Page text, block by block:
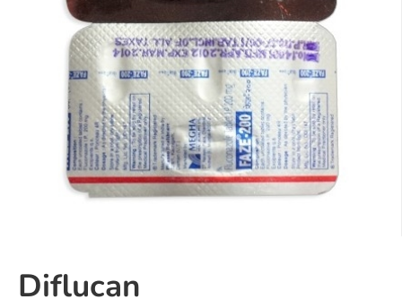
Diflucan